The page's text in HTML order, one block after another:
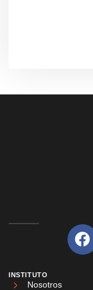
INSTITUTO
Nosotros